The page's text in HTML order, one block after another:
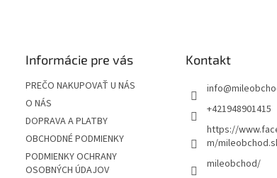
Informácie pre vás
PREČO NAKUPOVAŤ U NÁS
O NÁS
DOPRAVA A PLATBY
OBCHODNÉ PODMIENKY
PODMIENKY OCHRANY
OSOBNÝCH ÚDAJOV
Kontakt
info@
+421948901415
https://
m/
mileobchod/